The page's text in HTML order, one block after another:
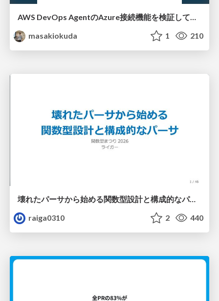
AWS DevOps AgentのAzure接続機能を検証して見えた活用法／Use Cases Verified for the AWS DevOps Agent's Azure Connectivity Feature
masakiokuda
1 210
壊れたパーサから始める関数型設計と構成的なパーサ #fp_matsuri
raiga0310
2 440